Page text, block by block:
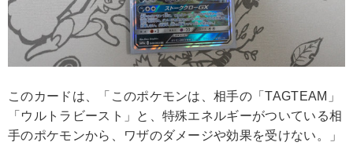
このカードは、「このポケモンは、相手の「TAGTEAM」
「ウルトラビースト」と、特殊エネルギーがついている相
手のポケモンから、ワザのダメージや効果を受けない。」